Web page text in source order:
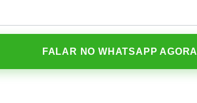
FALAR NO WHATSAPP AGORA